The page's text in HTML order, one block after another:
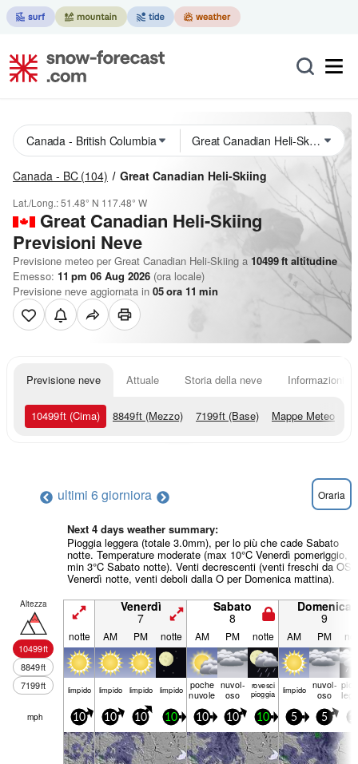
Canada - BC (104) Great Canadian Heli-Skiing
Lat./Long.:51.48° N 117.48° W
Great Canadian Heli-Skiing
Previsioni Neve
Previsione meteo per Great Canadian Heli-Skiing a 10499ft altitudine
Emesso: 11 pm 06 Aug 2026 (ora locale)
Previsione neve aggiornata in 05ora 11 min
Previsione neve Attuale Storia della neve Informazioni
10499ft (Cima) 8849ft (Mezzo) 7199ft (Base) Mappe Meteo
ultimi 6 giorniora Oraria
Next 4 days weather summary:
Pioggia leggera (totale 3.0mm), per lo più che cade Sabato
notte. Temperature moderate (max 10°C Venerdì pomeriggio,
min 3°C Sabato notte). Venti decrescenti (venti freschi da
Venerdì notte, venti deboli dalla O per Domenica mattina).
Altezza
10499ft
8849ft
7199ft
Venerdì
7
Sabato
8
Domenica
9
notte AM PM notte AM PM notte AM PM
limp­ido limp­ido limp­ido limp­ido poche
nuvole
nuvol-
oso
rovesci
pioggia limp­ido nuvol-
oso
mph 10 10 10 10 10 10 10 5 5